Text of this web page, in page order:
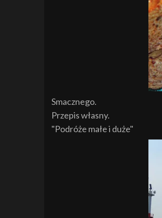
Smacznego.
Przepis własny.
"Podróże małe i duże"